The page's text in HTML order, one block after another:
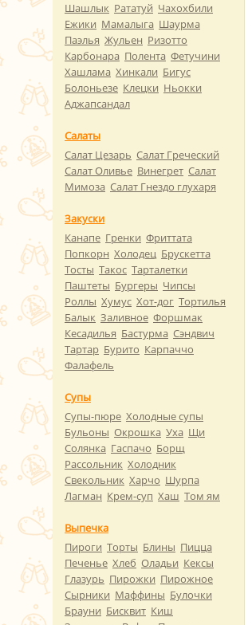
Шашлык Рататуй Чахохбили
Ежики Мамалыга Шаурма
Паэлья Жульен Ризотто
Карбонара Полента Фетучини
Хашлама Хинкали Бигус
Болоньезе Клецки Ньокки
Аджапсандал
Салаты
Салат Цезарь Салат Греческий
Салат Оливье Винегрет Салат
Мимоза Салат Гнездо глухаря
Закуски
Канапе Гренки Фриттата
Попкорн Холодец Брускетта
Тосты Такос Тарталетки
Паштеты Бургеры Чипсы
Роллы Хумус Хот-дог Тортилья
Балык Заливное Форшмак
Кесадилья Бастурма Сэндвич
Тартар Бурито Карпаччо
Фалафель
Супы
Супы-пюре Холодные супы
Бульоны Окрошка Уха Щи
Солянка Гаспачо Борщ
Рассольник Холодник
Свекольник Харчо Шурпа
Лагман Крем-суп Хаш Том ям
Выпечка
Пироги Торты Блины Пицца
Печенье Хлеб Оладьи Кексы
Глазурь Пирожки Пирожное
Сырники Маффины Булочки
Брауни Бисквит Киш